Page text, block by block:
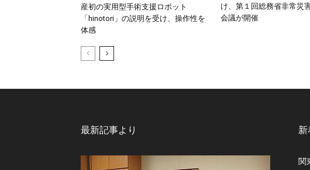
産初の実用型手術支援ロボット
「hinotori」の説明を受け、操作性を
体感
け、第１回総務省非常災
会議が開催
最新記事より 新
関